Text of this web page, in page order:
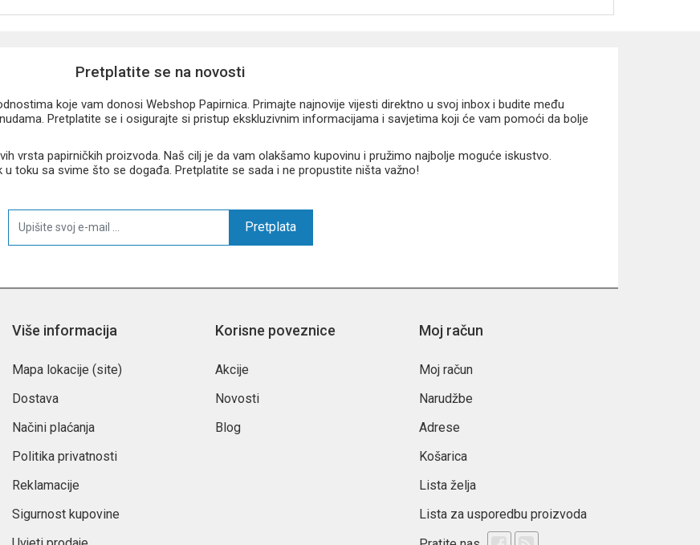
Pretplatite se na novosti
koje vam donosi Webshop Papirnica. Primajte najnovije vijesti direktno u svoj inbox i budite među
Pretplatite se i osigurajte si pristup ekskluzivnim informacijama i savjetima koji će vam pomoći da bolje
vrsta papirničkih proizvoda. Naš cilj je da vam olakšamo kupovinu i pružimo najbolje moguće iskustvo.
toku sa svime što se događa. Pretplatite se sada i ne propustite ništa važno!
Pretplata
Više informacija
Mapa lokacije (site)
Dostava
Načini plaćanja
Politika privatnosti
Reklamacije
Sigurnost kupovine
Korisne poveznice
Akcije
Novosti
Blog
Moj račun
Moj račun
Narudžbe
Adrese
Košarica
Lista želja
Lista za usporedbu proizvoda